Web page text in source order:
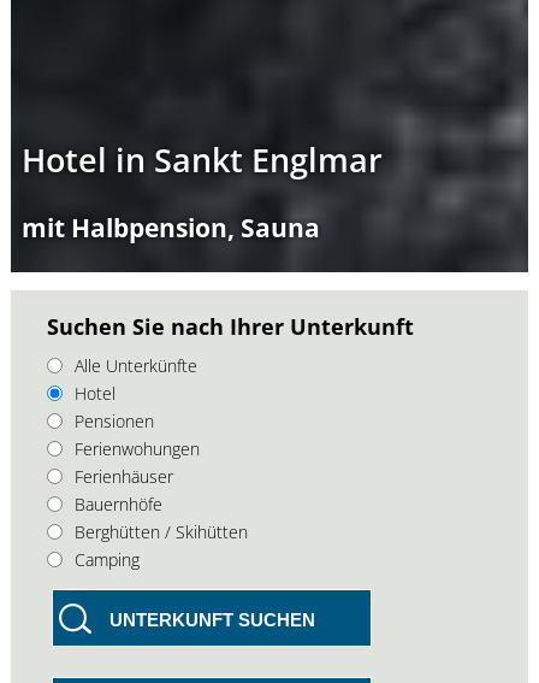
Hotel in Sankt Englmar
mit Halbpension, Sauna
Suchen Sie nach Ihrer Unterkunft
Alle Unterkünfte
Hotel
Pensionen
Ferienwohungen
Ferienhäuser
Bauernhöfe
Berghütten / Skihütten
Camping
UNTERKUNFT SUCHEN